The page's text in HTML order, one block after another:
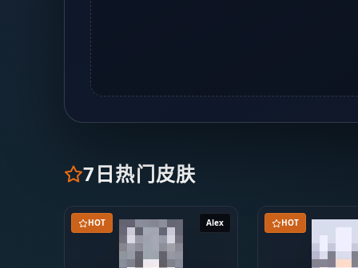
7日热门皮肤
Alex
HOT HOT